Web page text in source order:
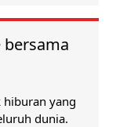
bersama
yang
dunia.